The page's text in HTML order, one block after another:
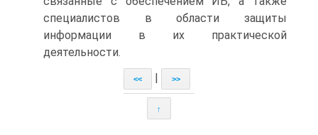
специалистов в области защиты
информации в их практической
деятельности.
<< >>
↑